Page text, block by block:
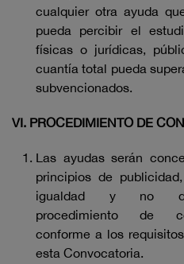
cualquier otra ayuda
pueda percibir el
físicas o jurídicas,
cuantía total pueda
subvencionados.
VI. PROCEDIMIENTO DE
Las ayudas serán
principios de
igualdad y no
procedimiento de
conforme a los
esta Convocatoria.